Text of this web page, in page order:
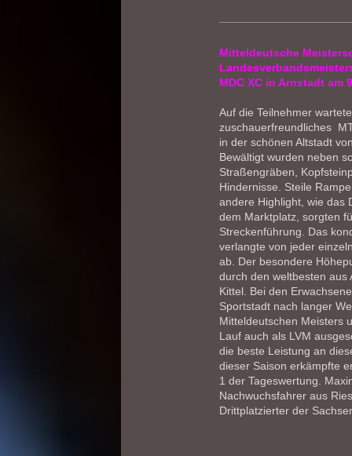
Mitteldeutsche
MDC XC in Arnstadt am
Auf die Teilnehmer
zuschauerfreundliches
in der schönen Altstadt
Bewältigt wurden neben
Straßengräben,
Hindernisse. Steile
andere Highlight, wie das
dem Marktplatz, sorgten
Streckenführung. Das
verlangte von jeder
ab. Der besondere
durch den weltbesten
Kittel. Bei den
Sportstadt nach langer
Mitteldeutschen Meisters
Lauf auch als LVM
die beste Leistung an
dieser Saison erkämpfte
1 der Tageswertung.
Nachwuchsfahrer aus
Drittplatzierter der